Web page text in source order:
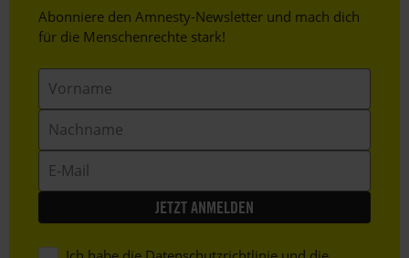
Header
Text
Abonniere den Amnesty-Newsletter und mach dich
für die Menschenrechte stark!
Mail